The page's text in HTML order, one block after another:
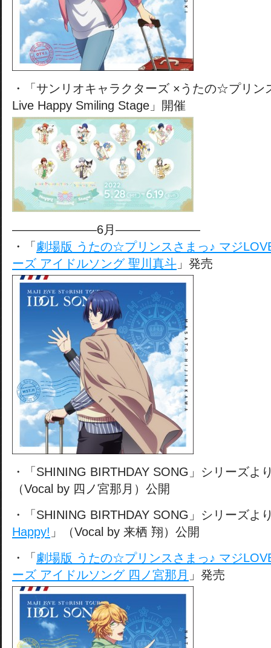
・「サンリオキャラクターズ ×うたの☆プリン
Live Happy Smiling Stage」開催
———————6月———————
・「 劇場版 うたの☆プリンスさまっ♪ マジ
ーズ アイドルソング 聖川真斗 」発売
・「SHINING BIRTHDAY SONG」シリーズよ
（Vocal by 四ノ宮那月）公開
・「SHINING BIRTHDAY SONG」シリーズよ
Happy! 」（Vocal by 来栖 翔）公開
・「 劇場版 うたの☆プリンスさまっ♪ マジ
ーズ アイドルソング 四ノ宮那月 」発売